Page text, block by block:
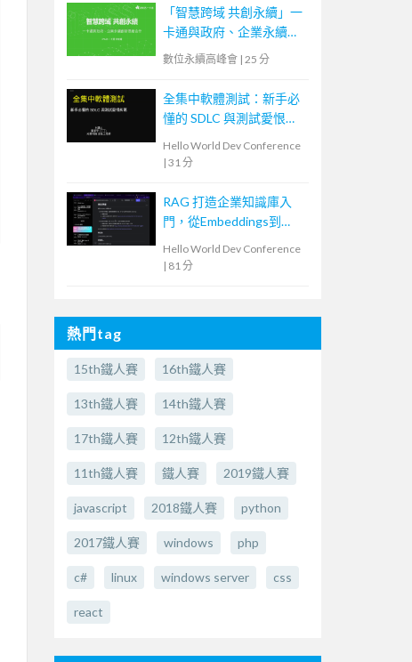
「智慧跨域 共創永續」一
卡通與政府、企業永續創
新思維合作
數位永續高峰會 | 25 分
全集中軟體測試：新手必
懂的 SDLC 與測試愛恨糾
Hello World Dev Conference
| 31 分
RAG 打造企業知識庫入
門，從Embeddings到
Hello World Dev Conference
| 81 分
熱門tag
15th鐵人賽 16th鐵人賽
13th鐵人賽 14th鐵人賽
17th鐵人賽 12th鐵人賽
11th鐵人賽 鐵人賽 2019鐵人賽
javascript 2018鐵人賽 python
2017鐵人賽 windows php
c# linux windows server css
react